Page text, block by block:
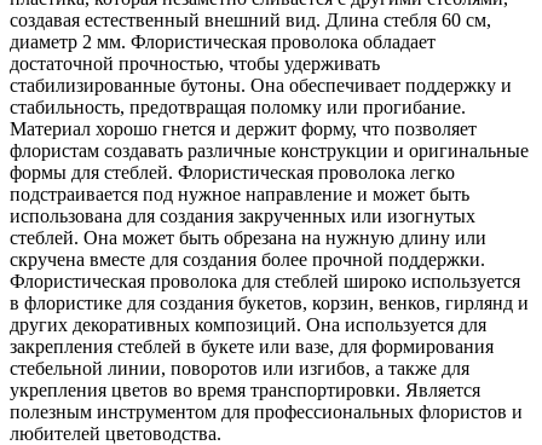
создавая естественный внешний вид. Длина стебля 60 см,
диаметр 2 мм. Флористическая проволока обладает
достаточной прочностью, чтобы удерживать
стабилизированные бутоны. Она обеспечивает поддержку и
стабильность, предотвращая поломку или прогибание.
Материал хорошо гнется и держит форму, что позволяет
флористам создавать различные конструкции и оригинальные
формы для стеблей. Флористическая проволока легко
подстраивается под нужное направление и может быть
использована для создания закрученных или изогнутых
стеблей. Она может быть обрезана на нужную длину или
скручена вместе для создания более прочной поддержки.
Флористическая проволока для стеблей широко используется
в флористике для создания букетов, корзин, венков, гирлянд и
других декоративных композиций. Она используется для
закрепления стеблей в букете или вазе, для формирования
стебельной линии, поворотов или изгибов, а также для
укрепления цветов во время транспортировки. Является
полезным инструментом для профессиональных флористов и
любителей цветоводства.